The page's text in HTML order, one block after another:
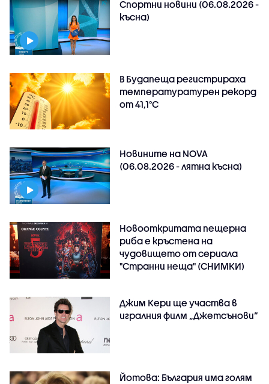
Спортни новини (06.08.2026 -
късна)
В Будапеща регистрираха
температуратурен рекорд
от 41,1°C
Новините на NOVA
(06.08.2026 - лятна късна)
Новооткритата пещерна
риба е кръстена на
чудовището от сериала
"Странни неща" (СНИМКИ)
Джим Кери ще участва в
игралния филм „Джетсънови“
Йотова: България има голям